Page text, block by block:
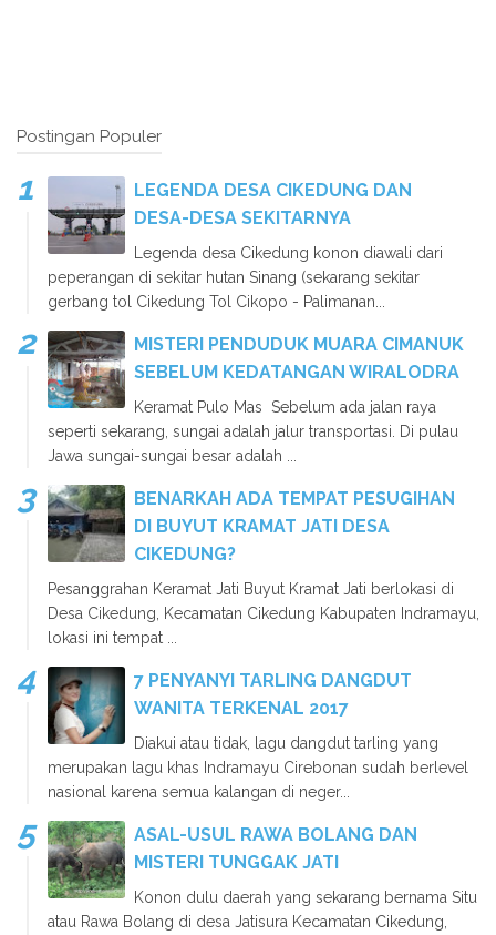
Postingan Populer
LEGENDA DESA CIKEDUNG DAN
DESA-DESA SEKITARNYA
Legenda desa Cikedung konon diawali dari
peperangan di sekitar hutan Sinang (sekarang sekitar
gerbang tol Cikedung Tol Cikopo - Palimanan...
MISTERI PENDUDUK MUARA CIMANUK
SEBELUM KEDATANGAN WIRALODRA
Keramat Pulo Mas Sebelum ada jalan raya
seperti sekarang, sungai adalah jalur transportasi. Di pulau
Jawa sungai-sungai besar adalah ...
BENARKAH ADA TEMPAT PESUGIHAN
DI BUYUT KRAMAT JATI DESA
CIKEDUNG?
Pesanggrahan Keramat Jati Buyut Kramat Jati berlokasi di
Desa Cikedung, Kecamatan Cikedung Kabupaten Indramayu,
lokasi ini tempat ...
7 PENYANYI TARLING DANGDUT
WANITA TERKENAL 2017
Diakui atau tidak, lagu dangdut tarling yang
merupakan lagu khas Indramayu Cirebonan sudah berlevel
nasional karena semua kalangan di neger...
ASAL-USUL RAWA BOLANG DAN
MISTERI TUNGGAK JATI
Konon dulu daerah yang sekarang bernama Situ
atau Rawa Bolang di desa Jatisura Kecamatan Cikedung,